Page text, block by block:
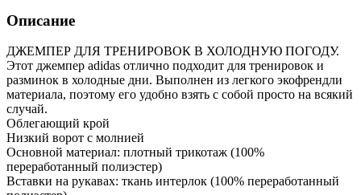
Описание
ДЖЕМПЕР ДЛЯ ТРЕНИРОВОК В ХОЛОДНУЮ ПОГОДУ.
Этот джемпер adidas отлично подходит для тренировок и
разминок в холодные дни. Выполнен из легкого экофрендли
материала, поэтому его удобно взять с собой просто на всякий
случай.
Облегающий крой
Низкий ворот с молнией
Основной материал: плотный трикотаж (100%
переработанный полиэстер)
Вставки на рукавах: ткань интерлок (100% переработанный